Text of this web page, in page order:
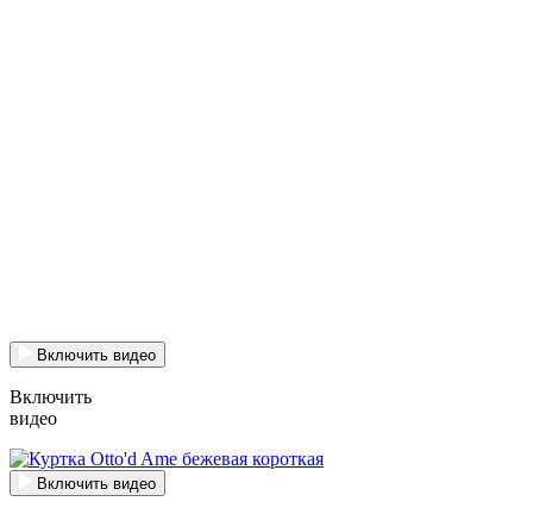
Включить видео
Включить
видео
Включить видео